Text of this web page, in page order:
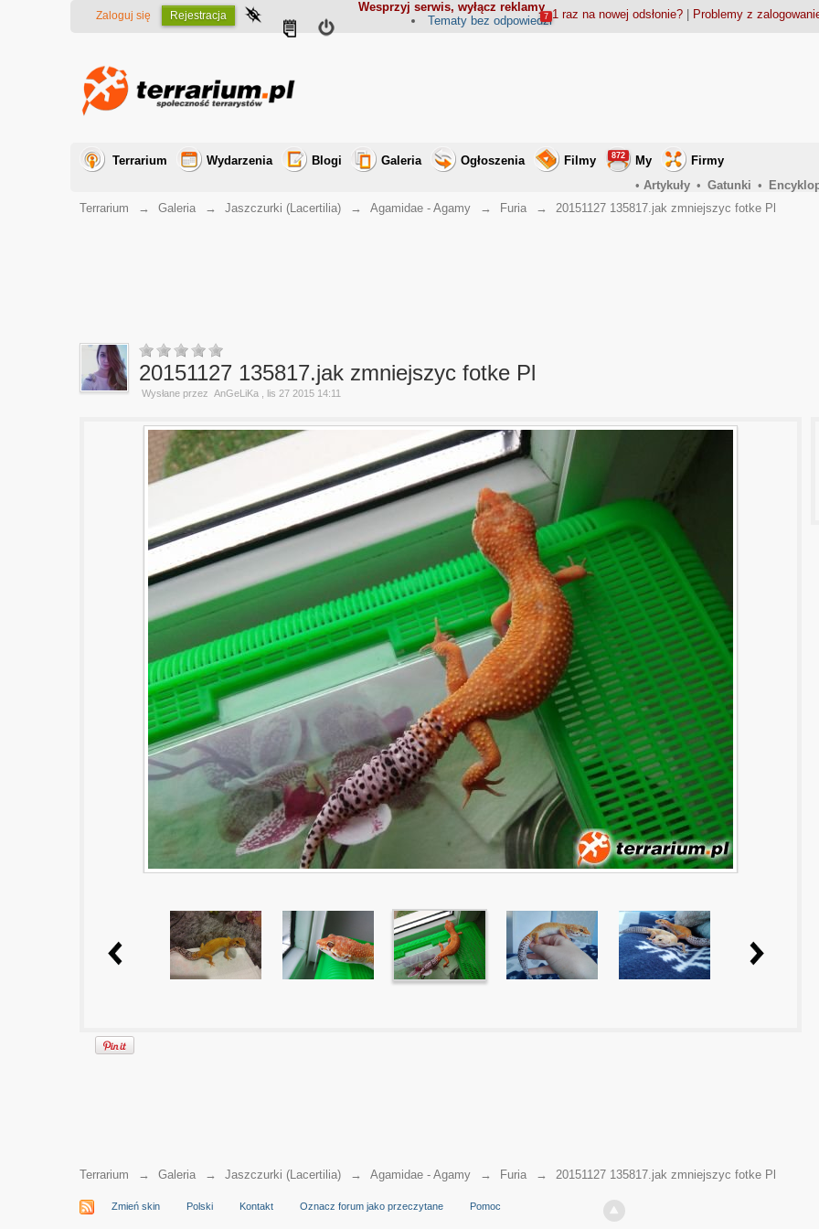
Wesprzyj serwis, wyłącz reklamy
Zaloguj się Rejestracja 1 raz na nowej odsłonie?| Problemy z
Tematy bez odpowiedzi
7
Terrarium Wydarzenia Blogi Galeria Ogłoszenia Filmy My
872
Firmy
• Artykuły • Gatunki •
Terrarium
→ Galeria → Jaszczurki (Lacertilia) → Agamidae - Agamy → Furia → 20151127 135817.jak zmniejszyc fotke Pl
20151127 135817.jak zmniejszyc fotke Pl
Wysłane przez AnGeLiKa , lis 27 2015 14:11
Terrarium → Galeria → Jaszczurki (Lacertilia) → Agamidae - Agamy → Furia → 20151127 135817.jak zmniejszyc fotke Pl
Zmień skin Polski Kontakt Oznacz forum jako przeczytane Pomoc